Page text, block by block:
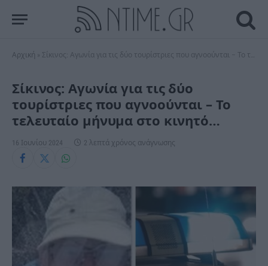
Αρχική Σίκινος: Αγωνία για τις δύο τουρίστριες που αγνοούνται – Το τελευταίο μήνυμα στο κινητό…
Σίκινος: Αγωνία για τις δύο
τουρίστριες που αγνοούνται – Το
τελευταίο μήνυμα στο κινητό…
16 Ιουνίου 2024 2 λεπτά χρόνος ανάγνωσης